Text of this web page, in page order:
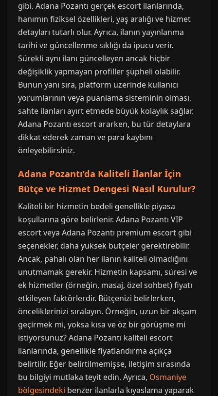
gibi. Adana Pozantı gerçek escort ilanlarında,
hanımın fiziksel özellikleri, yaş aralığı ve hizmet
detayları tutarlı olur. Ayrıca, ilanın yayınlanma
tarihi ve güncellenme sıklığı da ipucu verir.
Sürekli aynı ilanı güncelleyen ancak hiçbir
değişiklik yapmayan profiller şüpheli olabilir.
Bunun yanı sıra, platform üzerinde kullanıcı
yorumlarının veya puanlama sisteminin olması,
sahte ilanları ayırt etmede büyük kolaylık sağlar.
Adana Pozantı escort ararken, bu tür detaylara
dikkat ederek zaman ve para kaybını
önleyebilirsiniz.
Adana Pozantı’da Kaliteli İlanlar İçin
Bütçe ve Hizmet Dengesi Nasıl Kurulur?
Kaliteli bir hizmetin bedeli genellikle piyasa
koşullarına göre belirlenir. Adana Pozantı VIP
escort veya Adana Pozantı premium escort gibi
seçenekler, daha yüksek bütçeler gerektirebilir.
Ancak, pahalı olan her ilanın kaliteli olmadığını
unutmamak gerekir. Hizmetin kapsamı, süresi ve
ek hizmetler (örneğin, masaj, özel sohbet) fiyatı
etkileyen faktörlerdir. Bütçenizi belirlerken,
önceliklerinizi sıralayın. Örneğin, uzun bir akşam
geçirmek mi, yoksa kısa ve öz bir görüşme mi
istiyorsunuz? Adana Pozantı kaliteli escort
ilanlarında, genellikle fiyatlandırma açıkça
belirtilir. Eğer belirtilmemişse, iletişim sırasında
bu bilgiyi mutlaka teyit edin. Ayrıca, Osmaniye
bölgesindeki benzer ilanlarla kıyaslama yaparak